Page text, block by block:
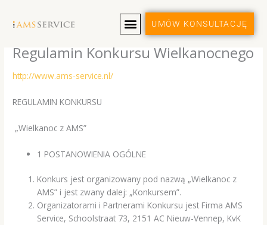
treści
UMÓW KONSULTACJĘ
Regulamin Konkursu Wielkanocnego
http://www.ams-service.nl/
REGULAMIN KONKURSU
„Wielkanoc z AMS”
1 POSTANOWIENIA OGÓLNE
Konkurs jest organizowany pod nazwą „Wielkanoc z
AMS” i jest zwany dalej: „Konkursem”.
Organizatorami i Partnerami Konkursu jest FirmaAMS
Service, Schoolstraat 73, 2151 AC Nieuw-Vennep, KvK